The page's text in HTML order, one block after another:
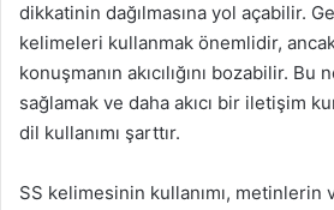
dikkatinin dağılmasına yol açabilir.
kelimeleri kullanmak önemlidir, ancak
konuşmanın akıcılığını bozabilir.
sağlamak ve daha akıcı bir iletişim
dil kullanımı şarttır.
SS kelimesinin kullanımı, metinlerin